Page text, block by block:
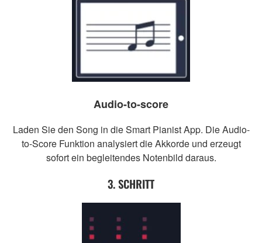
Audio-to-score
Laden Sie den Song in die Smart Pianist App. Die Audio-
to-Score Funktion analysiert die Akkorde und erzeugt
sofort ein begleitendes Notenbild daraus.
3. SCHRITT